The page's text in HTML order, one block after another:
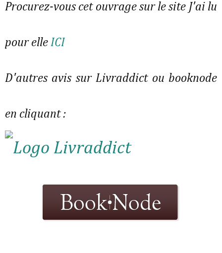
Procurez-vous cet ouvrage sur le site J'ai lu
pour elle ICI
D'autres avis sur Livraddict ou booknode
en cliquant :